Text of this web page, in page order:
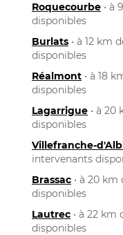
Roquecourbe • à
disponibles
Burlats • à 12 km
disponibles
Réalmont • à 18
disponibles
Lagarrigue • à 20
disponibles
Villefranche-
intervenants
Brassac • à 20
disponibles
Lautrec • à 22 km
disponibles